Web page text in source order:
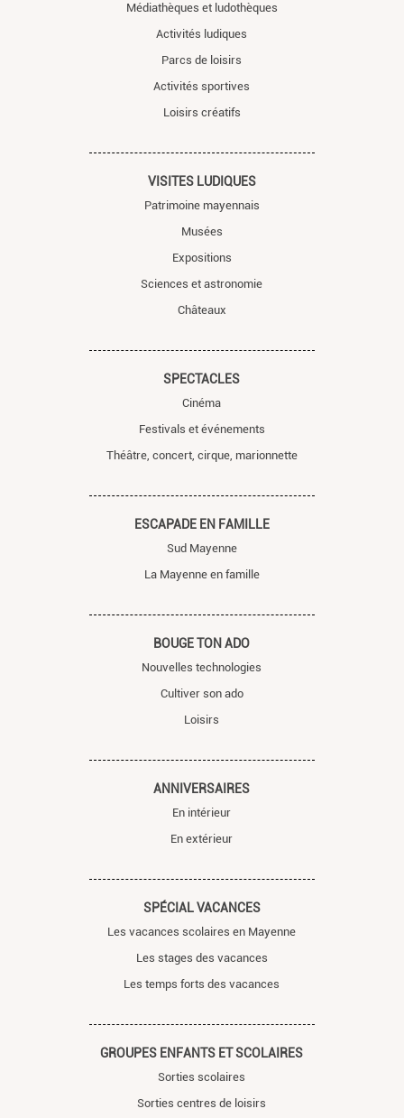
Médiathèques et ludothèques
Activités ludiques
Parcs de loisirs
Activités sportives
Loisirs créatifs
VISITES LUDIQUES
Patrimoine mayennais
Musées
Expositions
Sciences et astronomie
Châteaux
SPECTACLES
Cinéma
Festivals et événements
Théâtre, concert, cirque, marionnette
ESCAPADE EN FAMILLE
Sud Mayenne
La Mayenne en famille
BOUGE TON ADO
Nouvelles technologies
Cultiver son ado
Loisirs
ANNIVERSAIRES
En intérieur
En extérieur
SPÉCIAL VACANCES
Les vacances scolaires en Mayenne
Les stages des vacances
Les temps forts des vacances
GROUPES ENFANTS ET SCOLAIRES
Sorties scolaires
Sorties centres de loisirs